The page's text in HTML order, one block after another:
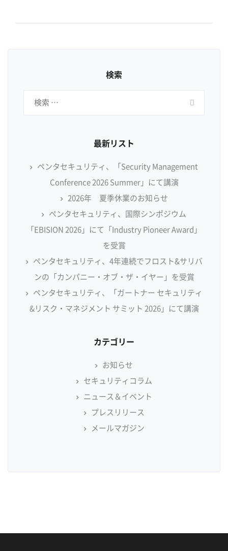
検索
最新リスト
ペンタセキュリティ、「Security Management
Conference 2026 Summer」にて講演
2026年 夏季休業のお知らせ
ペンタセキュリティ、国際シンポジウム
「EBISION 2026」にて「Industry Pioneer Award」
を受賞
ペンタセキュリティ、4年連続でフロスト&サリバ
ンの「カンパニー・オブ・ザ・イヤー」を受賞
ペンタセキュリティ、「ガートナー セキュリティ
&リスク・マネジメント サミット 2026」にて講演
カテゴリー
お知らせ
セキュリティコラム
ニュース＆イベント
プレスリリース
メールマガジン